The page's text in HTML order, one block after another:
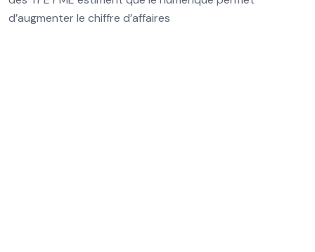
d’augmenter le chiffre d’affaires